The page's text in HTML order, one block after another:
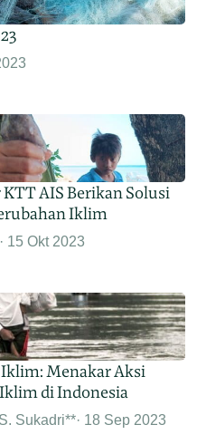
KTT AIS Berikan Solusi
Iklim
15 Okt 2023
Menakar Aksi
di Indonesia
Sukadri** 18 Sep 2023